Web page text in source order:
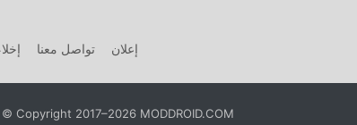
تواصل معنا إعلان
© Copyright 2017–2026 MODDROID.COM